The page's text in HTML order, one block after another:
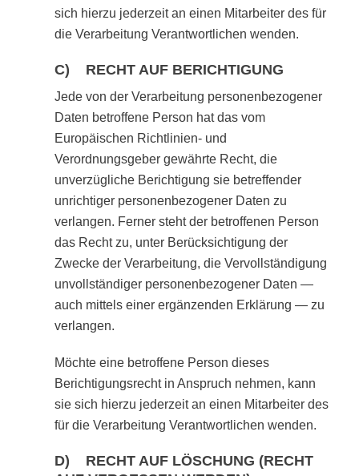
sich hierzu jederzeit an einen Mitarbeiter des für
die Verarbeitung Verantwortlichen wenden.
C) RECHT AUF BERICHTIGUNG
Jede von der Verarbeitung personenbezogener
Daten betroffene Person hat das vom
Europäischen Richtlinien- und
Verordnungsgeber gewährte Recht, die
unverzügliche Berichtigung sie betreffender
unrichtiger personenbezogener Daten zu
verlangen. Ferner steht der betroffenen Person
das Recht zu, unter Berücksichtigung der
Zwecke der Verarbeitung, die Vervollständigung
unvollständiger personenbezogener Daten —
auch mittels einer ergänzenden Erklärung — zu
verlangen.
Möchte eine betroffene Person dieses
Berichtigungsrecht in Anspruch nehmen, kann
sie sich hierzu jederzeit an einen Mitarbeiter des
für die Verarbeitung Verantwortlichen wenden.
D) RECHT AUF LÖSCHUNG (RECHT